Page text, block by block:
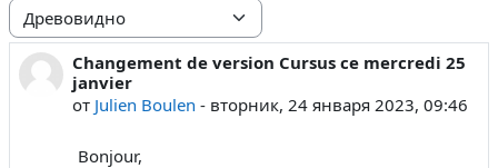
Режим отображения
Changement de version Cursus ce mercredi 25
janvier
от Julien Boulen - вторник, 24 января 2023, 09:46
Количество ответов: 0
Bonjour,